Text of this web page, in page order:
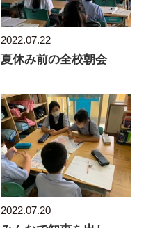
2022.07.22
夏休み前の全校朝会
2022.07.20